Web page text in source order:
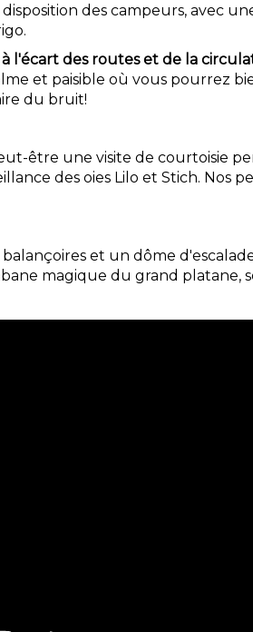
disposition des campeurs, avec
l'écart des routes et de la
et paisible où vous pourrez
du bruit!
être une visite de courtoisie
des oies Lilo et Stich. Nos
balançoires et un dôme
magique du grand platane,